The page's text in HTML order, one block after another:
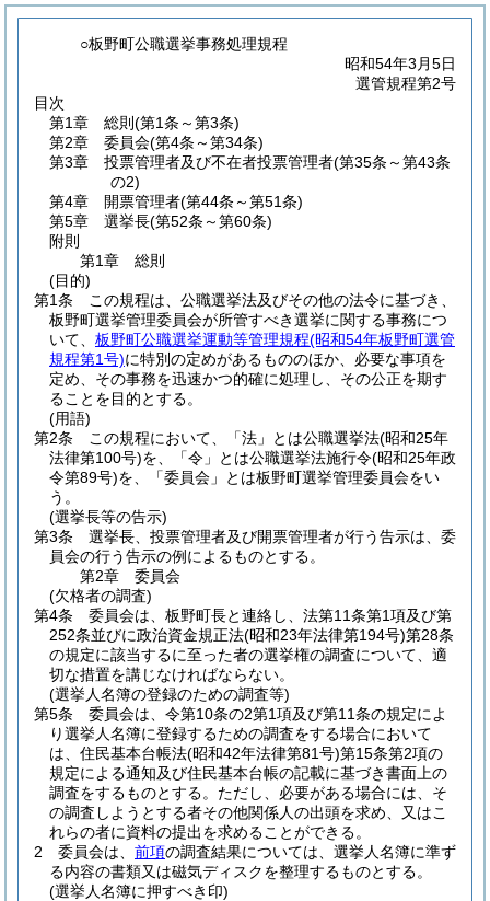
○板野町公職選挙事務処理規程
昭和54年3月5日
選管規程第2号
目次
第1章
総則 (第1条～第3条)
第2章
委員会(第4条～第34条)
第3章
投票管理者及び不在者投票管理者(第35条～第43条
の2)
第4章
開票管理者(第44条～第51条)
第5章
選挙長(第52条～第60条)
附則
第1章
総則
(目的)
第1条
この規程は、公職選挙法及びその他の法令に基づき、
板野町選挙管理委員会が所管すべき選挙に関する事務につ
いて、 板野町公職選挙運動等管理規程(昭和54年板野町選管
規程第1号)に特別の定めがあるもののほか、必要な事項を
定め、その事務を迅速かつ的確に処理し、その公正を期す
ることを目的とする。
(用語)
第2条
この規程において、「法」とは公職選挙法(昭和25年
法律第100号)を、「令」とは公職選挙法施行令(昭和25年政
令第89号)を、「委員会」とは板野町選挙管理委員会をい
う。
(選挙長等の告示)
第3条
選挙長、投票管理者及び開票管理者が行う告示は、委
員会の行う告示の例によるものとする。
第2章
委員会
(欠格者の調査)
第4条
委員会は、板野町長と連絡し、法第11条第1項及び第
252条並びに政治資金規正法(昭和23年法律第194号)第28条
の規定に該当するに至った者の選挙権の調査について、適
切な措置を講じなければならない。
(選挙人名簿の登録のための調査等)
第5条
委員会は、令第10条の2第1項及び第11条の規定によ
り選挙人名簿に登録するための調査をする場合において
は、住民基本台帳法(昭和42年法律第81号)第15条第2項の
規定による通知及び住民基本台帳の記載に基づき書面上の
調査をするものとする。 ただし、必要がある場合には、そ
の調査しようとする者その他関係人の出頭を求め、又はこ
れらの者に資料の提出を求めることができる。
2
委員会は、 前項の調査結果については、選挙人名簿に準ず
る内容の書類又は磁気ディスクを整理するものとする。
(選挙人名簿に押すべき印)